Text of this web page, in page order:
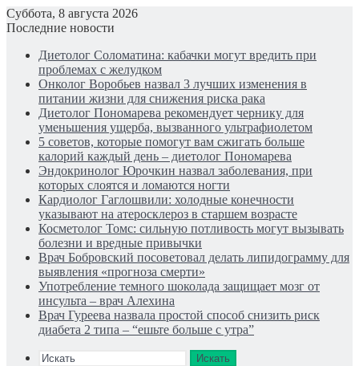
Суббота, 8 августа 2026
Последние новости
Диетолог Соломатина: кабачки могут вредить при
проблемах с желудком
Онколог Воробьев назвал 3 лучших изменения в
питании жизни для снижения риска рака
Диетолог Пономарева рекомендует чернику для
уменьшения ущерба, вызванного ультрафиолетом
5 советов, которые помогут вам сжигать больше
калорий каждый день – диетолог Пономарева
Эндокринолог Юрочкин назвал заболевания, при
которых слоятся и ломаются ногти
Кардиолог Гаглошвили: холодные конечности
указывают на атеросклероз в старшем возрасте
Косметолог Томс: сильную потливость могут вызывать
болезни и вредные привычки
Врач Бобровский посоветовал делать липидограмму для
выявления «прогноза смерти»
Употребление темного шоколада защищает мозг от
инсульта – врач Алехина
Врач Гуреева назвала простой способ снизить риск
диабета 2 типа – “ешьте больше с утра”
Искать